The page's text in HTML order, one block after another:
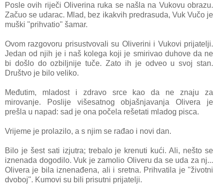
Posle ovih riječi Oliverina ruka se našla na Vukovu obrazu.
Začuo se udarac. Mlad, bez ikakvih predrasuda, Vuk Vučo je
muški "prihvatio" šamar.
Ovom razgovoru prisustvovali su Oliverini i Vukovi prijatelji.
Jedan od njih je i naš kolega koji je smirivao duhove da ne
bi došlo do ozbiljnije tuče. Zato ih je odveo u svoj stan.
Društvo je bilo veliko.
Međutim, mladost i zdravo srce kao da ne znaju za
mirovanje. Poslije višesatnog objašnjavanja Olivera je
prešla u napad: sad je ona počela rešetati mladog pisca.
Vrijeme je prolazilo, a s njim se rađao i novi dan.
Bilo je šest sati izjutra; trebalo je krenuti kući. Ali, nešto se
iznenada dogodilo. Vuk je zamolio Oliveru da se uda za nj...
Olivera je bila iznenađena, ali i sretna. Prihvatila je "životni
dvoboj". Kumovi su bili prisutni prijatelji.